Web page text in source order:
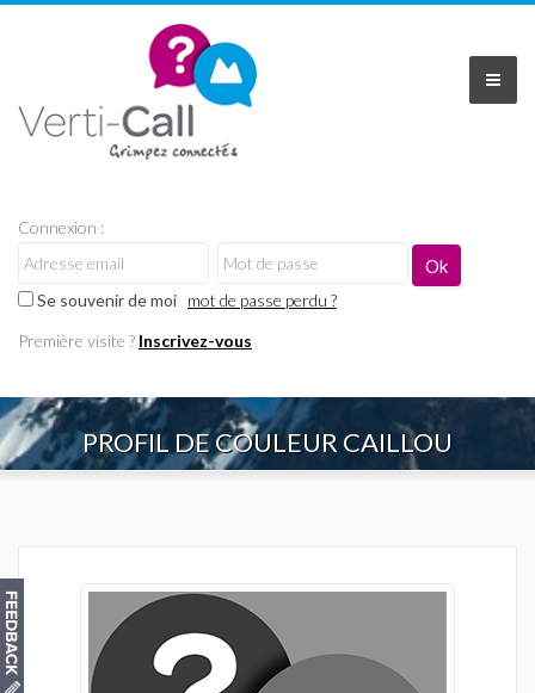
Connexion :
Se souvenir de moi mot de passe perdu ?
Première visite ? Inscrivez-vous
PROFIL DE COULEUR CAILLOU